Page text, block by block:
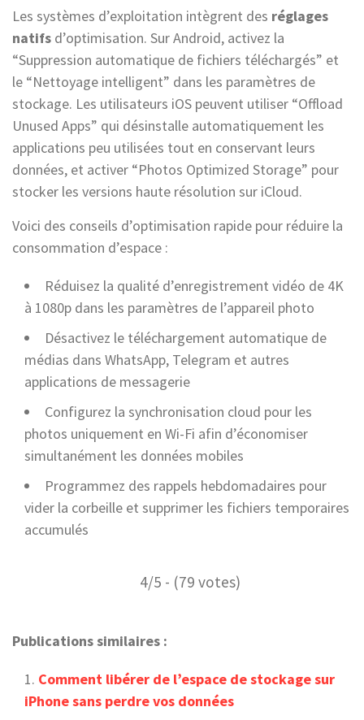
Les systèmes d’exploitation intègrent des réglages
natifs d’optimisation. Sur Android, activez la
“Suppression automatique de fichiers téléchargés” et
le “Nettoyage intelligent” dans les paramètres de
stockage. Les utilisateurs iOS peuvent utiliser “Offload
Unused Apps” qui désinstalle automatiquement les
applications peu utilisées tout en conservant leurs
données, et activer “Photos Optimized Storage” pour
stocker les versions haute résolution sur iCloud.
Voici des conseils d’optimisation rapide pour réduire la
consommation d’espace :
Réduisez la qualité d’enregistrement vidéo de 4K
à 1080p dans les paramètres de l’appareil photo
Désactivez le téléchargement automatique de
médias dans WhatsApp, Telegram et autres
applications de messagerie
Configurez la synchronisation cloud pour les
photos uniquement en Wi-Fi afin d’économiser
simultanément les données mobiles
Programmez des rappels hebdomadaires pour
vider la corbeille et supprimer les fichiers temporaires
accumulés
4/5 - (79 votes)
Publications similaires :
Comment libérer de l’espace de stockage sur
iPhone sans perdre vos données